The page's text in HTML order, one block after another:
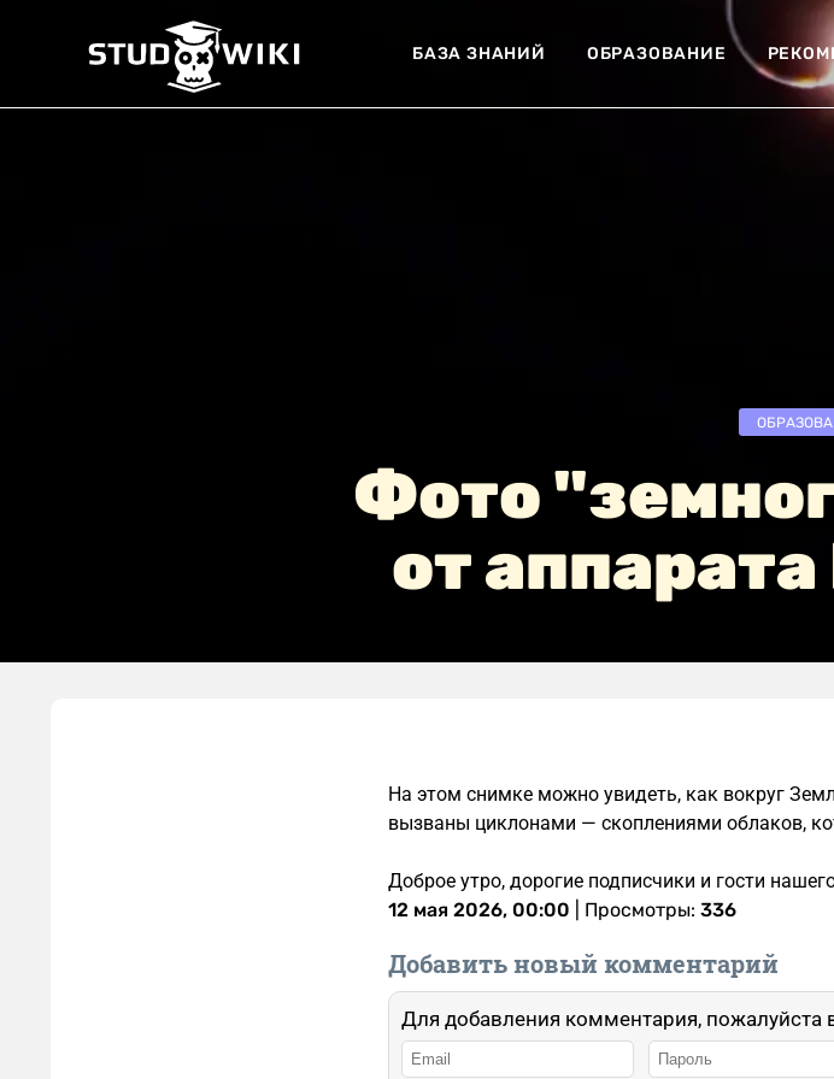
БАЗА ЗНАНИЙ ОБРАЗОВАНИЕ
Фото
от
На этом снимке можно увидеть, как вокруг
вызваны циклонами — скоплениями облаков,
Доброе утро, дорогие подписчики и гости
12 мая 2026, 00:00 | Просмотры: 336
Добавить новый комментарий
Для добавления комментария, пожалуйста